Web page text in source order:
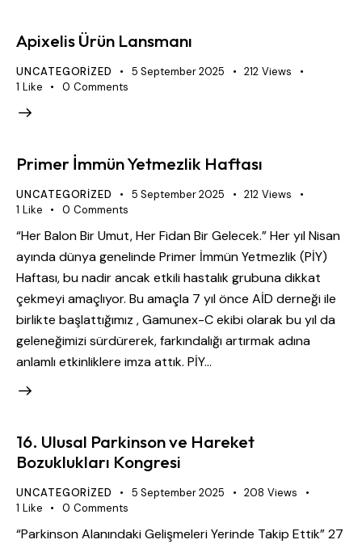
Apixelis Ürün Lansmanı
UNCATEGORIZED 5 September 2025 212 Views
1 Like 0 Comments
Primer İmmün Yetmezlik Haftası
UNCATEGORIZED 5 September 2025 212 Views
1 Like 0 Comments
“Her Balon Bir Umut, Her Fidan Bir Gelecek.” Her yıl Nisan
ayında dünya genelinde Primer İmmün Yetmezlik (PİY)
Haftası, bu nadir ancak etkili hastalık grubuna dikkat
çekmeyi amaçlıyor. Bu amaçla 7 yıl önce AİD derneği ile
birlikte başlattığımız , Gamunex-C ekibi olarak bu yıl da
geleneğimizi sürdürerek, farkındalığı artırmak adına
anlamlı etkinliklere imza attık. PİY…
16. Ulusal Parkinson ve Hareket
Bozuklukları Kongresi
UNCATEGORIZED 5 September 2025 208 Views
1 Like 0 Comments
“Parkinson Alanındaki Gelişmeleri Yerinde Takip Ettik” 27